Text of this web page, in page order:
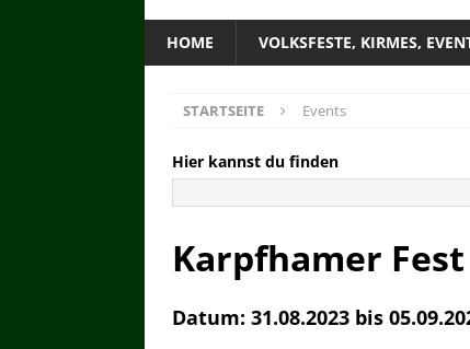
HOME VOLKSFESTE, KIRMES,
STARTSEITE Events
Hier kannst du finden
Karpfhamer
Datum: 31.08.2023 bis